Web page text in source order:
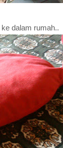
dalam rumah..